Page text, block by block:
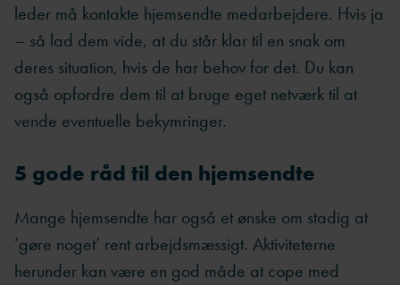
leder må kontakte hjemsendte medarbejdere. Hvis ja
– så lad dem vide, at du står klar til en snak om
deres situation, hvis de har behov for det. Du kan
også opfordre dem til at bruge eget netværk til at
vende eventuelle bekymringer.
5 gode råd til den hjemsendte
Mange hjemsendte har også et ønske om stadig at
’gøre noget’ rent arbejdsmæssigt. Aktiviteterne
herunder kan være en god måde at cope med